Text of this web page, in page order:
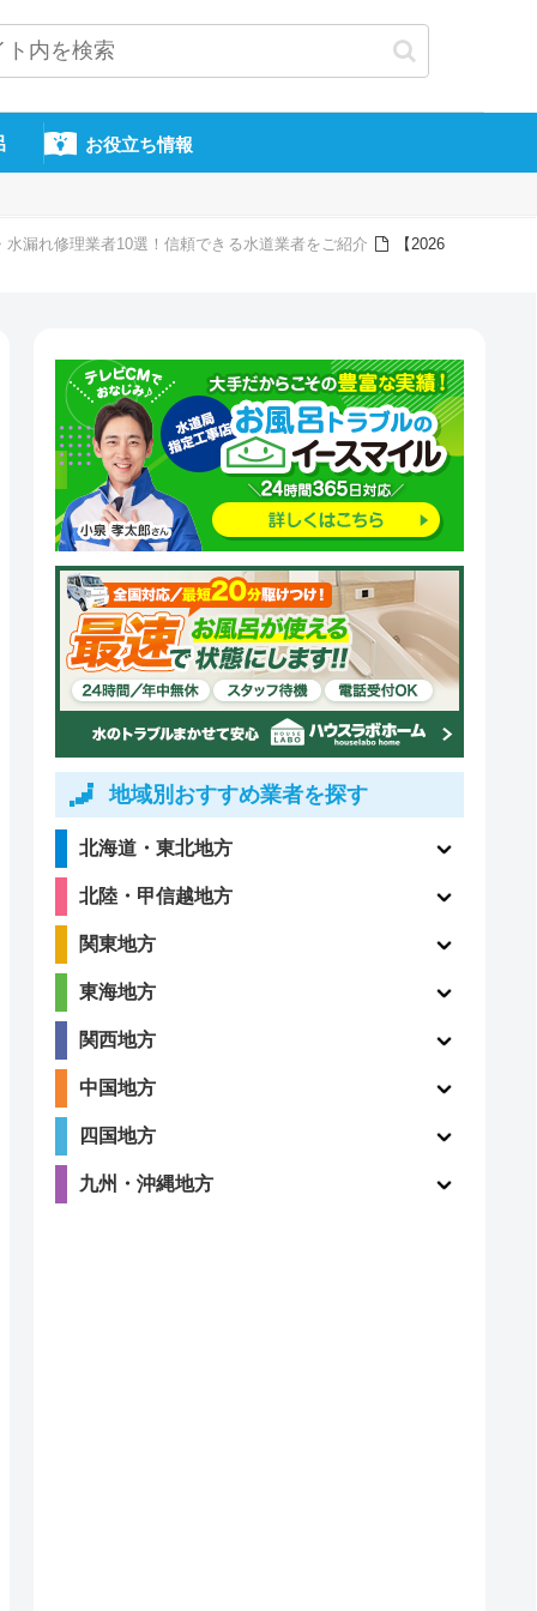
お役立ち情報
水漏れ修理業者10選！信頼できる水道業者をご紹介
【2026
クチコミ
（198件）
地域別おすすめ業者を探す
北海道・東北地方
北陸・甲信越地方
関東地方
東海地方
関西地方
中国地方
四国地方
九州・沖縄地方